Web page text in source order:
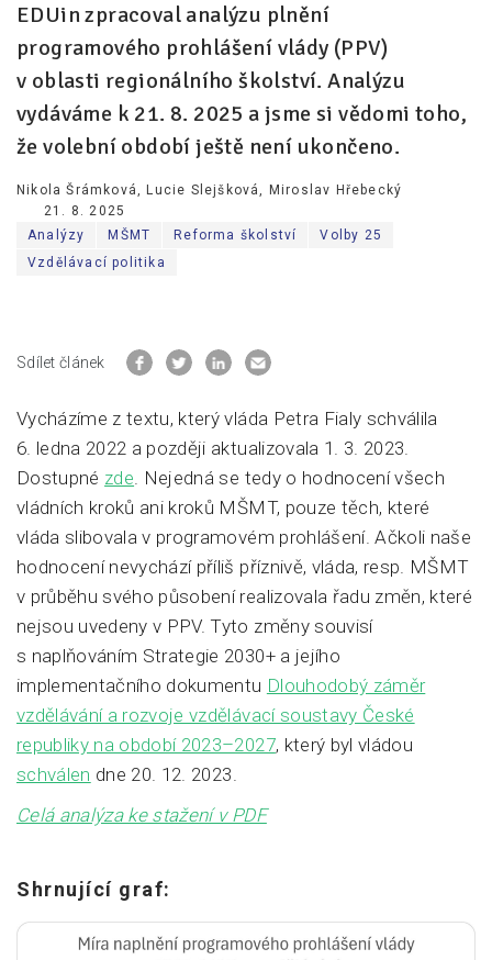
O nás
Partneři a dárci
Kontakty
EDUin zpracoval analýzu plnění
programového prohlášení vlády (PPV)
v oblasti regionálního školství. Analýzu
vydáváme k 21. 8. 2025 a jsme si vědomi toho,
že volební období ještě není ukončeno.
Nikola Šrámková, Lucie Slejšková,
Miroslav Hřebecký
21. 8. 2025
Analýzy
MŠMT Reforma školství
Volby 25
Vzdělávací politika
Sdílet článek
Vycházíme z textu, který vláda Petra Fialy schválila
6. ledna 2022 a později aktualizovala 1. 3. 2023.
Dostupné zde. Nejedná se tedy o hodnocení všech
vládních kroků ani kroků MŠMT, pouze těch, které
vláda slibovala v programovém prohlášení. Ačkoli naše
hodnocení nevychází příliš příznivě, vláda, resp. MŠMT
v průběhu svého působení realizovala řadu změn, které
nejsou uvedeny v PPV. Tyto změny souvisí
s naplňováním Strategie 2030+ a jejího
implementačního dokumentu Dlouhodobý záměr
vzdělávání a rozvoje vzdělávací soustavy České
republiky na období 2023–2027, který byl vládou
schválen dne 20. 12. 2023.
Celá analýza ke stažení v PDF
Shrnující graf: